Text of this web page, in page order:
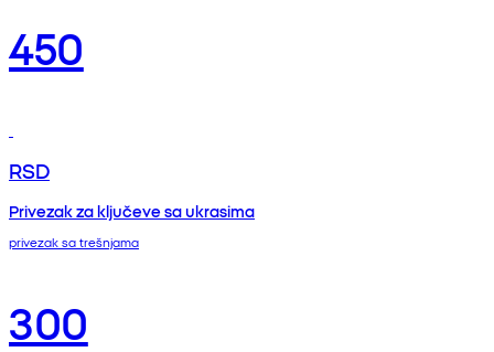
450
RSD
Privezak za ključeve sa ukrasima
privezak sa trešnjama
300